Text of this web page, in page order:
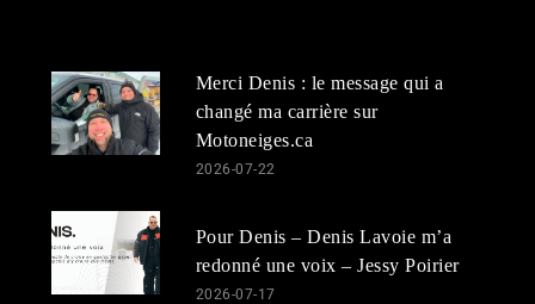
Merci Denis : le message qui a
changé ma carrière sur
Motoneiges.ca
2026-07-22
Pour Denis – Denis Lavoie m’a
redonné une voix – Jessy Poirier
2026-07-17